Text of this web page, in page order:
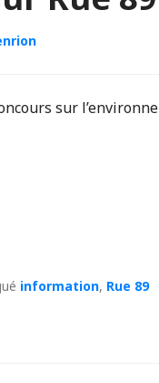
sur
information, Rue 89